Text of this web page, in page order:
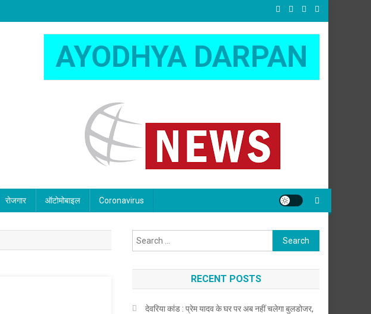
AYODHYA DARPAN
रोजगार ऑटोमोबाइल Coronavirus
Search
for:
RECENT POSTS
देवरिया कांड : प्रेम यादव के घर पर अब नहीं चलेगा बुलडोजर,